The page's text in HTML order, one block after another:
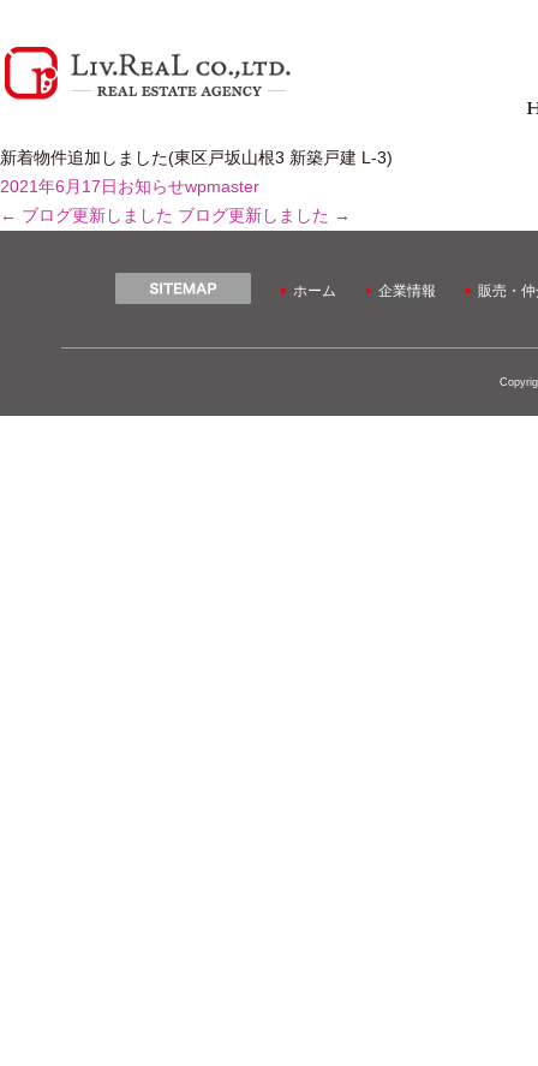
新着物件追加しました(東区戸坂山根3 新築戸建 L-3)
2021年6月17日 お知らせwpmaster
← ブログ更新しました ブログ更新しました →
ホーム 企業情報 販売・